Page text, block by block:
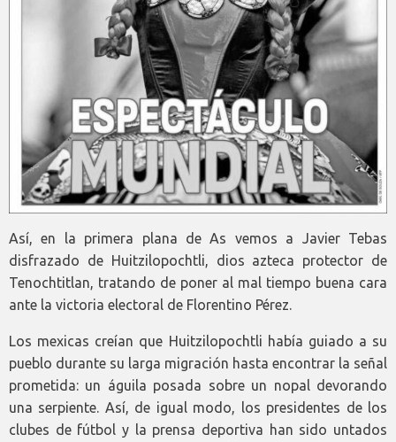
Así, en la primera plana de As vemos a Javier Tebas
disfrazado de Huitzilopochtli, dios azteca protector de
Tenochtitlan, tratando de poner al mal tiempo buena cara
ante la victoria electoral de Florentino Pérez.
Los mexicas creían que Huitzilopochtli había guiado a su
pueblo durante su larga migración hasta encontrar la señal
prometida: un águila posada sobre un nopal devorando
una serpiente. Así, de igual modo, los presidentes de los
clubes de fútbol y la prensa deportiva han sido untados